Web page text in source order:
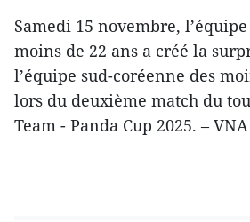
Samedi 15 novembre,
moins de 22 ans a créé la
l’équipe sud-coréenne des
lors du deuxième match du
Team - Panda Cup 2025. – VNA